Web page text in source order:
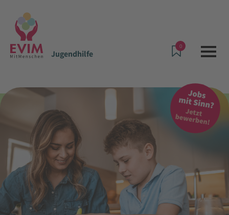
Jugendhilfe
0
Angebote & Leistungen
Jugendhilfe
Ambulante Hilfen Darmstadt – HSI Plus